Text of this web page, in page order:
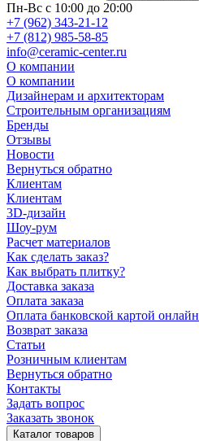
Пн-Вс с 10:00 до 20:00
+7 (962) 343-21-12
+7 (812) 985-58-85
info@ceramic-center.ru
О компании
О компании
Дизайнерам и архитекторам
Строительным организациям
Бренды
Отзывы
Новости
Вернуться обратно
Клиентам
Клиентам
3D-дизайн
Шоу-рум
Расчет материалов
Как сделать заказ?
Как выбрать плитку?
Доставка заказа
Оплата заказа
Оплата банковской картой онлайн
Возврат заказа
Статьи
Розничным клиентам
Вернуться обратно
Контакты
Задать вопрос
Заказать звонок
Каталог товаров